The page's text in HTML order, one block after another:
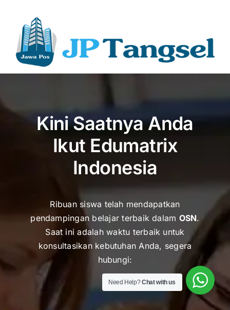
Kini Saatnya Anda
Ikut Edumatrix
Indonesia
Ribuan siswa telah mendapatkan
pendampingan belajar terbaik dalam OSN.
Saat ini adalah waktu terbaik untuk
konsultasikan kebutuhan Anda, segera
hubungi:
Need Help?Chat with us